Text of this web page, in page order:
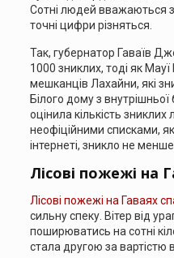
Сотні людей вважаються
точні цифри різняться.
Так, губернатор Гаваїв
1000 зниклих, тоді як
мешканців Лахайни, які
Білого дому з
оцінила кількість
неофіційними списками,
інтернеті, зникло не
Лісові пожежі на
Лісові пожежі на Гаваях
сильну спеку. Вітер від
поширюватись на сотні
стала другою за вартістю в